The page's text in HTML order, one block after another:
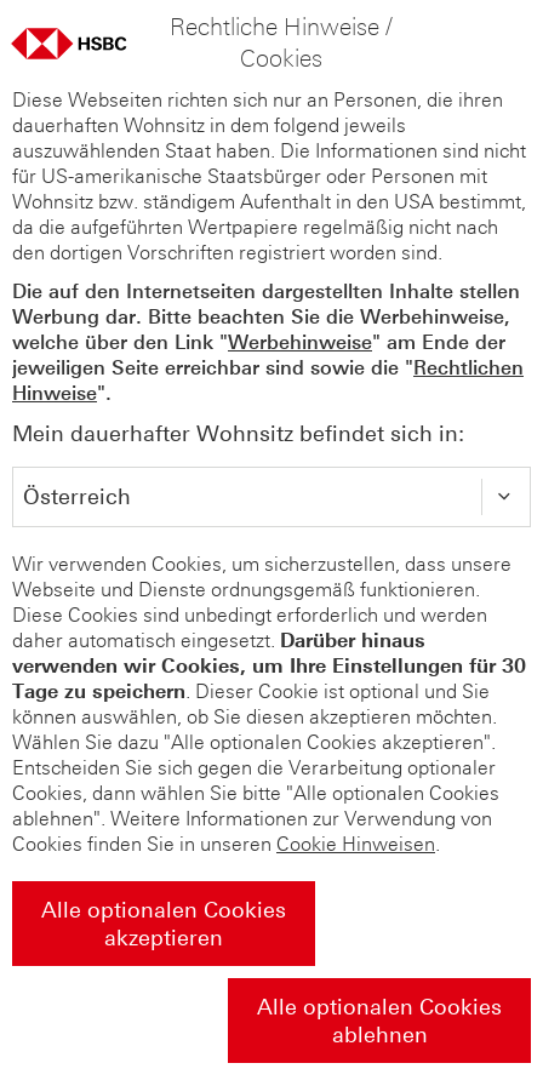
Rechtliche Hinweise /
Cookies
Diese Webseiten richten sich nur an Personen, die ihren
dauerhaften Wohnsitz in dem folgend jeweils
auszuwählenden Staat haben. Die Informationen sind nicht
für US-amerikanische Staatsbürger oder Personen mit
Wohnsitz bzw. ständigem Aufenthalt in den USA bestimmt,
da die aufgeführten Wertpapiere regelmäßig nicht nach
den dortigen Vorschriften registriert worden sind.
Die auf den Internetseiten dargestellten Inhalte stellen
Werbung dar. Bitte beachten Sie die Werbehinweise,
welche über den Link "Werbehinweise" am Ende der
jeweiligen Seite erreichbar sind sowie die "Rechtlichen
Hinweise".
Mein dauerhafter Wohnsitz befindet sich in:
Wir verwenden Cookies, um sicherzustellen, dass unsere
Webseite und Dienste ordnungsgemäß funktionieren.
Diese Cookies sind unbedingt erforderlich und werden
daher automatisch eingesetzt. Darüber hinaus
verwenden wir Cookies, um Ihre Einstellungen für 30
Tage zu speichern. Dieser Cookie ist optional und Sie
können auswählen, ob Sie diesen akzeptieren möchten.
Wählen Sie dazu "Alle optionalen Cookies akzeptieren".
Entscheiden Sie sich gegen die Verarbeitung optionaler
Cookies, dann wählen Sie bitte "Alle optionalen Cookies
ablehnen". Weitere Informationen zur Verwendung von
Cookies finden Sie in unseren Cookie Hinweisen.
Alle optionalen Cookies
akzeptieren
Alle optionalen Cookies
ablehnen